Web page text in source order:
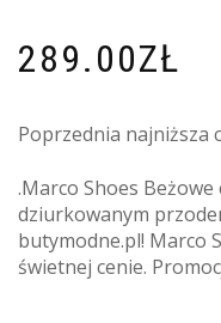
289.00ZŁ
Poprzednia najniższa
.Marco Shoes Beżowe
dziurkowanym
butymodne.pl! Marco
świetnej cenie.